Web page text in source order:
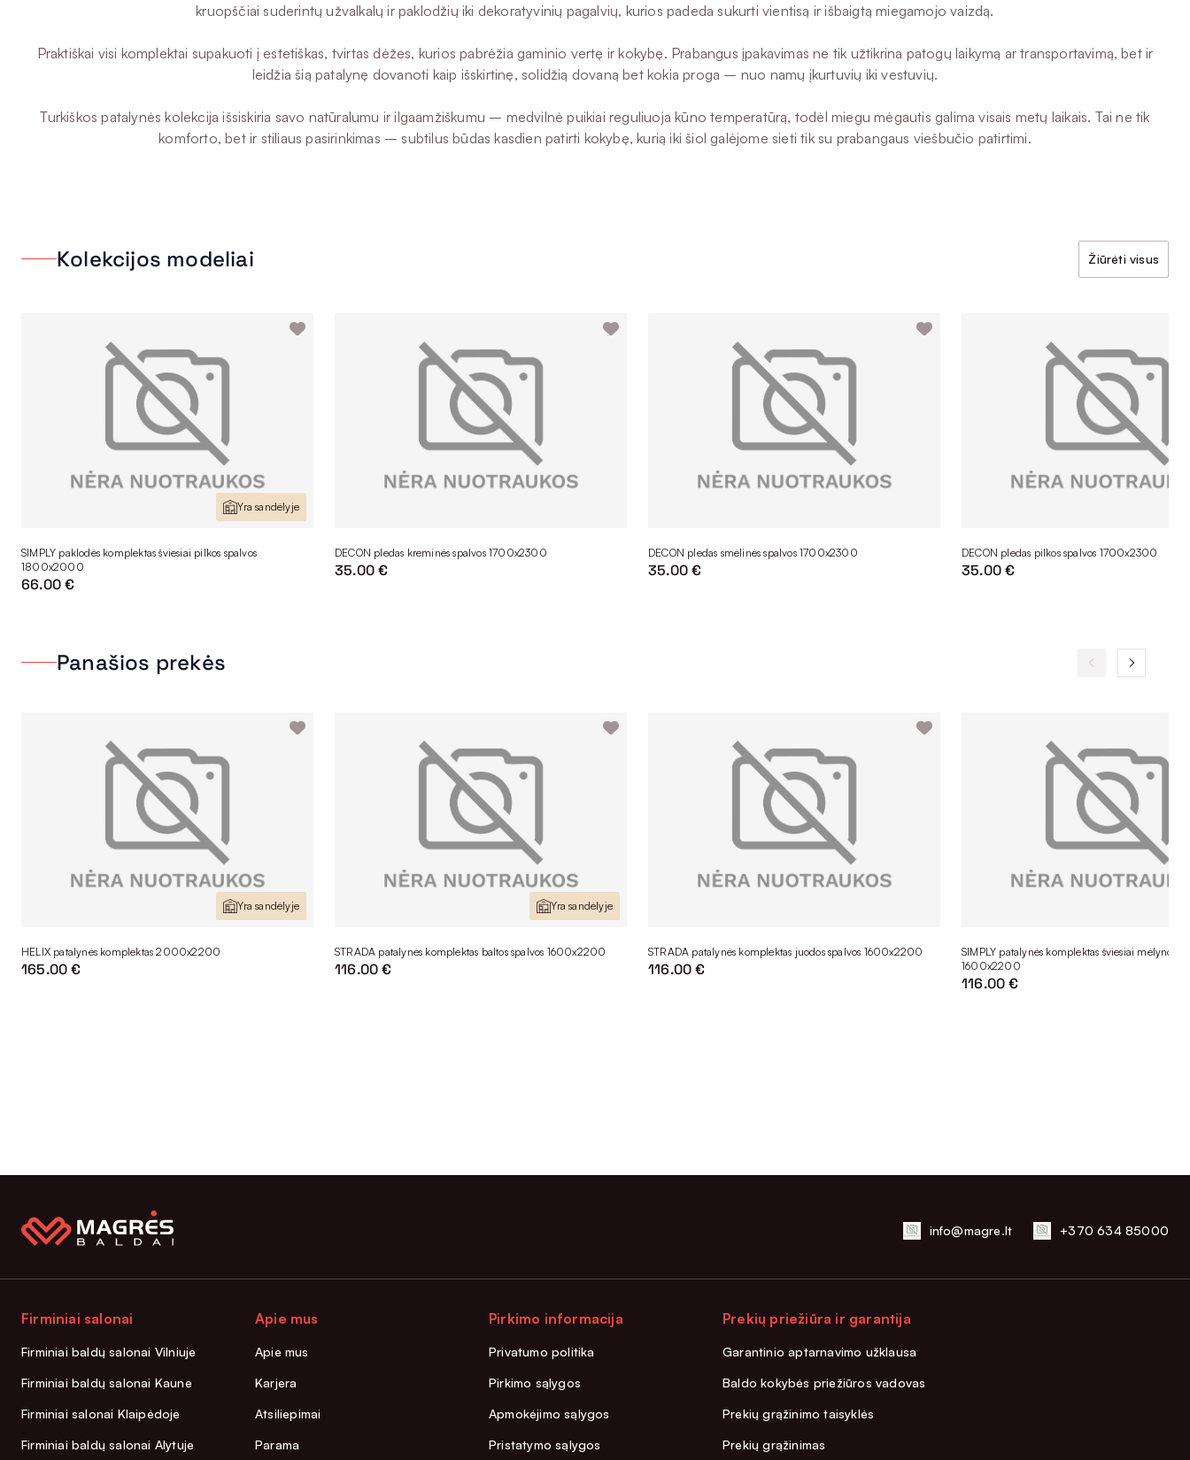
kruopščiai suderintų užvalkalų ir paklodžių iki dekoratyvinių pagalvių, kurios padeda sukurti vientisą ir išbaigtą miegamojo vaizdą.
Praktiškai visi komplektai supakuoti į estetiškas, tvirtas dėžes, kurios pabrėžia gaminio vertę ir kokybę. Prabangus įpakavimas ne tik užtikrina patogų laikymą ar transportavimą, bet ir
leidžia šią patalynę dovanoti kaip išskirtinę, solidžią dovaną bet kokia proga – nuo namų įkurtuvių iki vestuvių.
Turkiškos patalynės kolekcija išsiskiria savo natūralumu ir ilgaamžiškumu – medvilnė puikiai reguliuoja kūno temperatūrą, todėl miegu mėgautis galima visais metų laikais. Tai ne tik
komforto, bet ir stiliaus pasirinkimas – subtilus būdas kasdien patirti kokybę, kurią iki šiol galėjome sieti tik su prabangaus viešbučio patirtimi.
Kolekcijos modeliai Žiūrėti visus
Yra sandėlyje
SIMPLY paklodės komplektas šviesiai pilkos spalvos
1800x2000
66.00 €
DECON pledas kreminės spalvos 1700x2300
35.00 €
DECON pledas smėlinės spalvos 1700x2300
35.00 €
DECON pledas pilkos spalvos 1700x2300
35.00 €
Panašios prekės
Yra sandėlyje
HELIX patalynės komplektas 2000x2200
165.00 €
Yra sandėlyje
STRADA patalynės komplektas baltos spalvos 1600x2200
116.00 €
STRADA patalynės komplektas juodos spalvos 1600x2200
116.00 €
SIMPLY patalynės komplektas šviesiai mėlynos
1600x2200
116.00 €
info@magre.lt +370 634 85000
Firminiai salonai
Firminiai baldų salonai Vilniuje
Firminiai baldų salonai Kaune
Firminiai salonai Klaipėdoje
Firminiai baldų salonai Alytuje
Apie mus
Apie mus
Karjera
Atsiliepimai
Parama
Pirkimo informacija
Privatumo politika
Pirkimo sąlygos
Apmokėjimo sąlygos
Pristatymo sąlygos
Prekių priežiūra ir garantija
Garantinio aptarnavimo užklausa
Baldo kokybės priežiūros vadovas
Prekių grąžinimo taisyklės
Prekių grąžinimas